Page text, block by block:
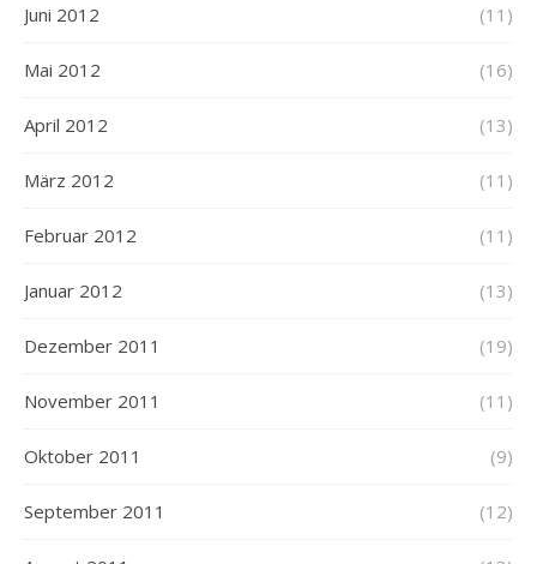
Juni 2012 (11)
Mai 2012 (16)
April 2012 (13)
März 2012 (11)
Februar 2012 (11)
Januar 2012 (13)
Dezember 2011 (19)
November 2011 (11)
Oktober 2011 (9)
September 2011 (12)